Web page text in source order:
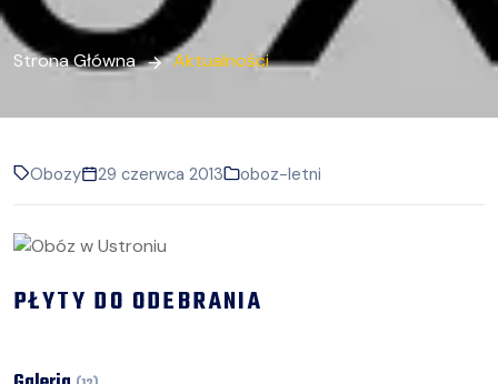
Strona Główna Aktualności
Obozy 29 czerwca 2013 oboz-letni
PŁYTY DO ODEBRANIA